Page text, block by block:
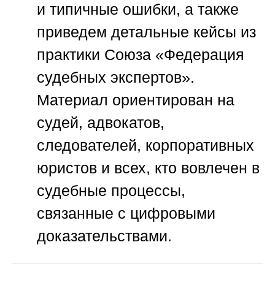
и типичные ошибки, а также
приведем детальные кейсы из
практики Союза «Федерация
судебных экспертов».
Материал ориентирован на
судей, адвокатов,
следователей, корпоративных
юристов и всех, кто вовлечен в
судебные процессы,
связанные с цифровыми
доказательствами.